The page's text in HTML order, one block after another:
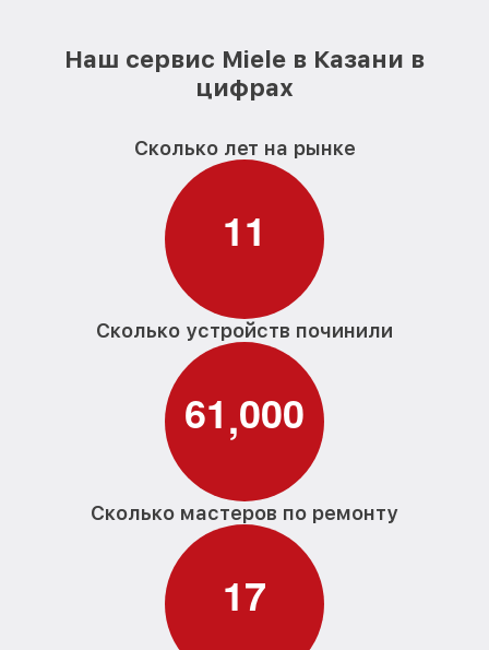
Наш сервис Miele в Казани в
цифрах
Сколько лет на рынке
11
Сколько устройств починили
61,000
Сколько мастеров по ремонту
17